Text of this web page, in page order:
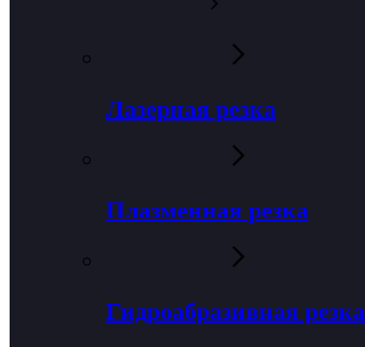
Лазерная резка
Плазменная резка
Гидроабразивная резка